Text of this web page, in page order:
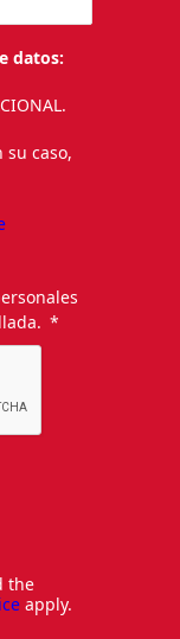
datos:
su caso,
the
apply.